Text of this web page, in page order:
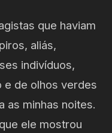
que haviam
aliás,
indivíduos,
e de olhos verdes
as minhas noites.
ele mostrou